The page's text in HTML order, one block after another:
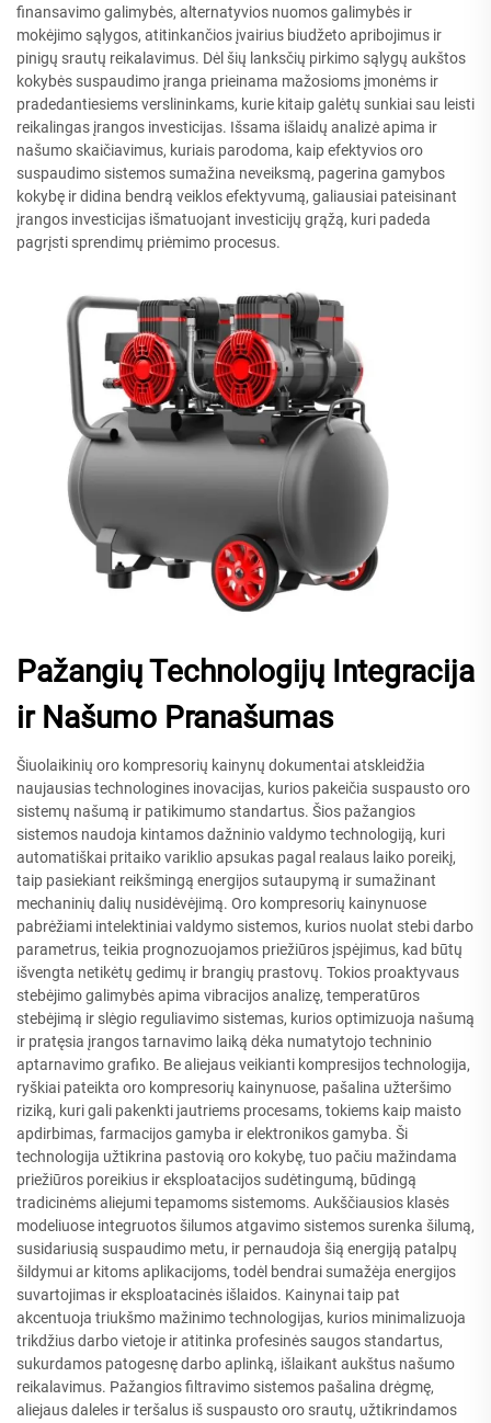
finansavimo galimybės, alternatyvios nuomos galimybės ir
mokėjimo sąlygos, atitinkančios įvairius biudžeto apribojimus ir
pinigų srautų reikalavimus. Dėl šių lanksčių pirkimo sąlygų aukštos
kokybės suspaudimo įranga prieinama mažosioms įmonėms ir
pradedantiesiems verslininkams, kurie kitaip galėtų sunkiai sau leisti
reikalingas įrangos investicijas. Išsama išlaidų analizė apima ir
našumo skaičiavimus, kuriais parodoma, kaip efektyvios oro
suspaudimo sistemos sumažina neveiksmą, pagerina gamybos
kokybę ir didina bendrą veiklos efektyvumą, galiausiai pateisinant
įrangos investicijas išmatuojant investicijų grąžą, kuri padeda
pagrįsti sprendimų priėmimo procesus.
Pažangių Technologijų Integracija
ir Našumo Pranašumas
Šiuolaikinių oro kompresorių kainynų dokumentai atskleidžia
naujausias technologines inovacijas, kurios pakeičia suspausto oro
sistemų našumą ir patikimumo standartus. Šios pažangios
sistemos naudoja kintamos dažninio valdymo technologiją, kuri
automatiškai pritaiko variklio apsukas pagal realaus laiko poreikį,
taip pasiekiant reikšmingą energijos sutaupymą ir sumažinant
mechaninių dalių nusidėvėjimą. Oro kompresorių kainynuose
pabrėžiami intelektiniai valdymo sistemos, kurios nuolat stebi darbo
parametrus, teikia prognozuojamos priežiūros įspėjimus, kad būtų
išvengta netikėtų gedimų ir brangių prastovų. Tokios proaktyvaus
stebėjimo galimybės apima vibracijos analizę, temperatūros
stebėjimą ir slėgio reguliavimo sistemas, kurios optimizuoja našumą
ir pratęsia įrangos tarnavimo laiką dėka numatytojo techninio
aptarnavimo grafiko. Be aliejaus veikianti kompresijos technologija,
ryškiai pateikta oro kompresorių kainynuose, pašalina užteršimo
riziką, kuri gali pakenkti jautriems procesams, tokiems kaip maisto
apdirbimas, farmacijos gamyba ir elektronikos gamyba. Ši
technologija užtikrina pastovią oro kokybę, tuo pačiu mažindama
priežiūros poreikius ir eksploatacijos sudėtingumą, būdingą
tradicinėms aliejumi tepamoms sistemoms. Aukščiausios klasės
modeliuose integruotos šilumos atgavimo sistemos surenka šilumą,
susidariusią suspaudimo metu, ir pernaudoja šią energiją patalpų
šildymui ar kitoms aplikacijoms, todėl bendrai sumažėja energijos
suvartojimas ir eksploatacinės išlaidos. Kainynai taip pat
akcentuoja triukšmo mažinimo technologijas, kurios minimalizuoja
trikdžius darbo vietoje ir atitinka profesinės saugos standartus,
sukurdamos patogesnę darbo aplinką, išlaikant aukštus našumo
reikalavimus. Pažangios filtravimo sistemos pašalina drėgmę,
aliejaus daleles ir teršalus iš suspausto oro srautų, užtikrindamos